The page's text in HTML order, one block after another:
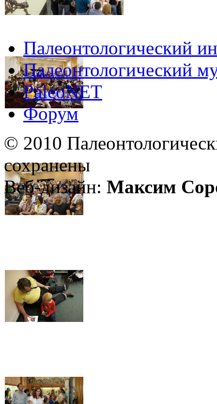
Палеонтологический
Палеонтологический
PaleoNET
Форум
© 2010
сохранены
Веб-дизайн: Максим